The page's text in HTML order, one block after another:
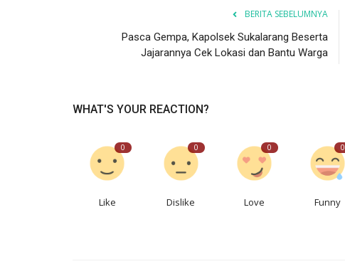
BERITA SEBELUMNYA
Pasca Gempa, Kapolsek Sukalarang Beserta
Jajarannya Cek Lokasi dan Bantu Warga
WHAT'S YOUR REACTION?
0
Like
0
Dislike
0
Love
0
Funny